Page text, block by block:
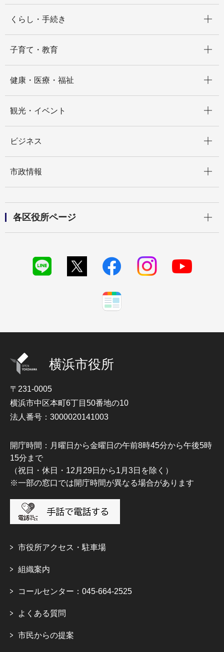
くらし・手続き
子育て・教育
健康・医療・福祉
観光・イベント
ビジネス
市政情報
各区役所ページ
横浜市役所
〒231-0005
横浜市中区本町6丁目50番地の10
法人番号：3000020141003
開庁時間：月曜日から金曜日の午前8時45分から午後5時
15分まで
（祝日・休日・12月29日から1月3日を除く）
※一部の窓口では開庁時間が異なる場合があります
市役所アクセス・駐車場
組織案内
コールセンター：045-664-2525
よくある質問
市民からの提案